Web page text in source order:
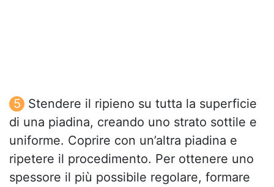
Stendere il ripieno su tutta la superficie
di una piadina, creando uno strato sottile e
uniforme. Coprire con un’altra piadina e
ripetere il procedimento. Per ottenere uno
spessore il più possibile regolare, formare